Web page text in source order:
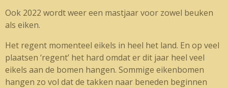
Ook 2022 wordt weer een mastjaar voor zowel beuken
als eiken.
Het regent momenteel eikels in heel het land. En op veel
plaatsen ‘regent’ het hard omdat er dit jaar heel veel
eikels aan de bomen hangen. Sommige eikenbomen
hangen zo vol dat de takken naar beneden beginnen